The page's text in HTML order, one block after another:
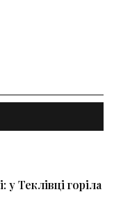
Теклівці горіла